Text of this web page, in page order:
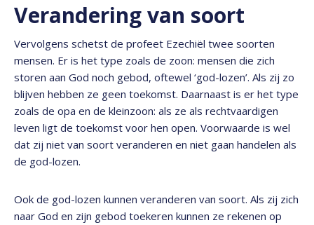
Verandering van soort
Vervolgens schetst de profeet Ezechiël twee soorten
mensen. Er is het type zoals de zoon: mensen die zich
storen aan God noch gebod, oftewel ‘god-lozen’. Als zij zo
blijven hebben ze geen toekomst. Daarnaast is er het type
zoals de opa en de kleinzoon: als ze als rechtvaardigen
leven ligt de toekomst voor hen open. Voorwaarde is wel
dat zij niet van soort veranderen en niet gaan handelen als
de god-lozen.
Ook de god-lozen kunnen veranderen van soort. Als zij zich
naar God en zijn gebod toekeren kunnen ze rekenen op